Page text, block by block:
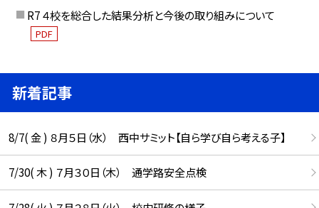
R7 ４校を総合した結果分析と今後の取り組みについて
PDF
新着記事
8/7( 金 ) ８月５日（水） 西中サミット【自ら学び自ら考える子】
7/30( 木 ) ７月３０日（木） 通学路安全点検